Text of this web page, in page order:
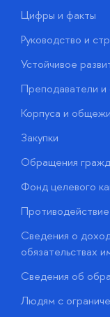
Цифры и факты
Руководство и
Устойчивое
Преподаватели и
Корпуса и
Закупки
Обращения
Фонд целевого
Сведения о
обязательствах
Сведения об
Людям с